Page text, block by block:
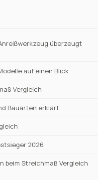
überzeugt
auf einen Blick
Vergleich
Bauarten erklärt
2026
beim Streichmaß Vergleich